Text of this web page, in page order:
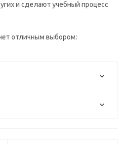
и сделают учебный процесс
отличным выбором: